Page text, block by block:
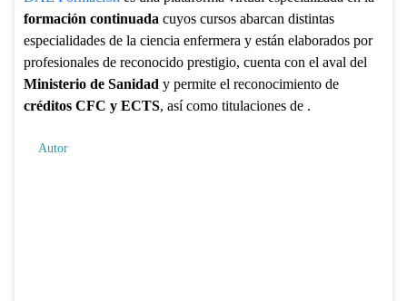
formación continuada cuyos cursos abarcan distintas
especialidades de la ciencia enfermera y están elaborados por
profesionales de reconocido prestigio, cuenta con el aval del
Ministerio de Sanidad y permite el reconocimiento de
créditos CFC y ECTS, así como titulaciones de .
Autor